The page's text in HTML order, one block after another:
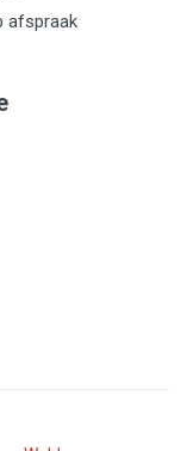
afspraak